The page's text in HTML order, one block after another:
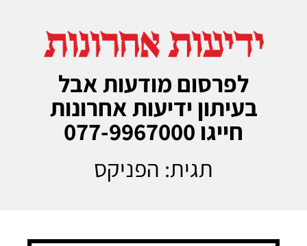
לפרסום מודעות אבל
בעיתון ידיעות אחרונות
חייגו 077-9967000
תגית: הפניקס